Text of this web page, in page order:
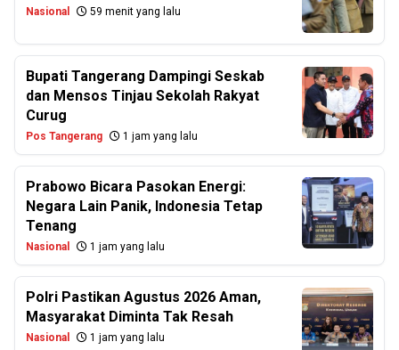
Nasional 59 menit yang lalu
Bupati Tangerang Dampingi Seskab
dan Mensos Tinjau Sekolah Rakyat
Curug
Pos Tangerang 1 jam yang lalu
Prabowo Bicara Pasokan Energi:
Negara Lain Panik, Indonesia Tetap
Tenang
Nasional 1 jam yang lalu
Polri Pastikan Agustus 2026 Aman,
Masyarakat Diminta Tak Resah
Nasional 1 jam yang lalu